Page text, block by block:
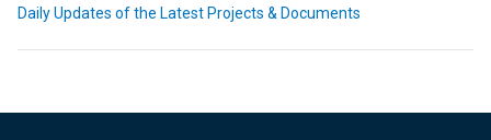
Daily Updates of the Latest Projects & Documents